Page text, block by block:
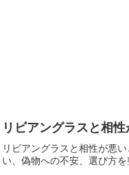
リビアングラスと相
リビアングラスと相性が悪
い、偽物への不安、選び方を